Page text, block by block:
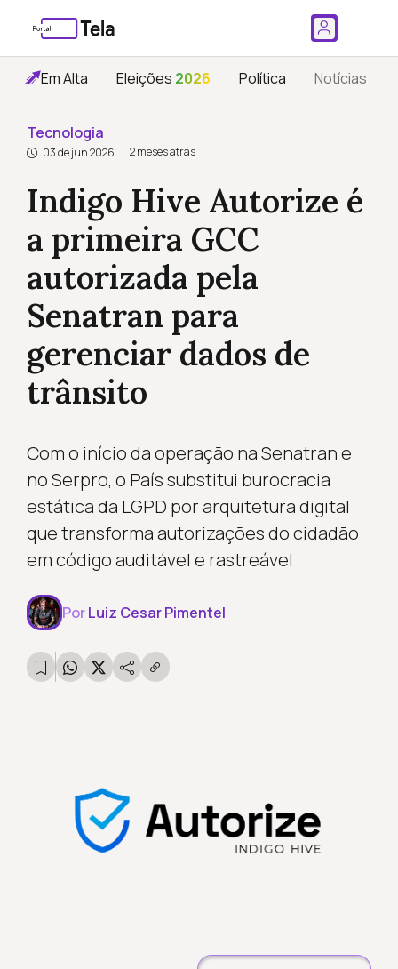
Em Alta Eleições 2026 Política Notícias
Tecnologia
03 de jun 2026 2 meses atrás
Indigo Hive Autorize é
a primeira GCC
autorizada pela
Senatran para
gerenciar dados de
trânsito
Com o início da operação na Senatran e
no Serpro, o País substitui burocracia
estática da LGPD por arquitetura digital
que transforma autorizações do cidadão
em código auditável e rastreável
PorLuiz Cesar Pimentel